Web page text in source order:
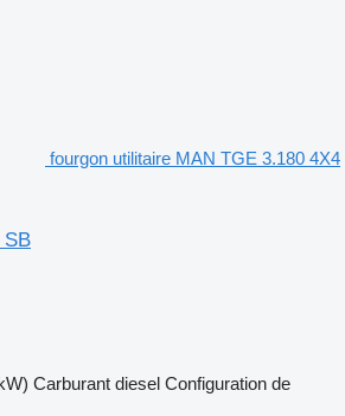
fourgon utilitaire MAN TGE 3.180 4X4
SB
Carburant diesel Configuration de